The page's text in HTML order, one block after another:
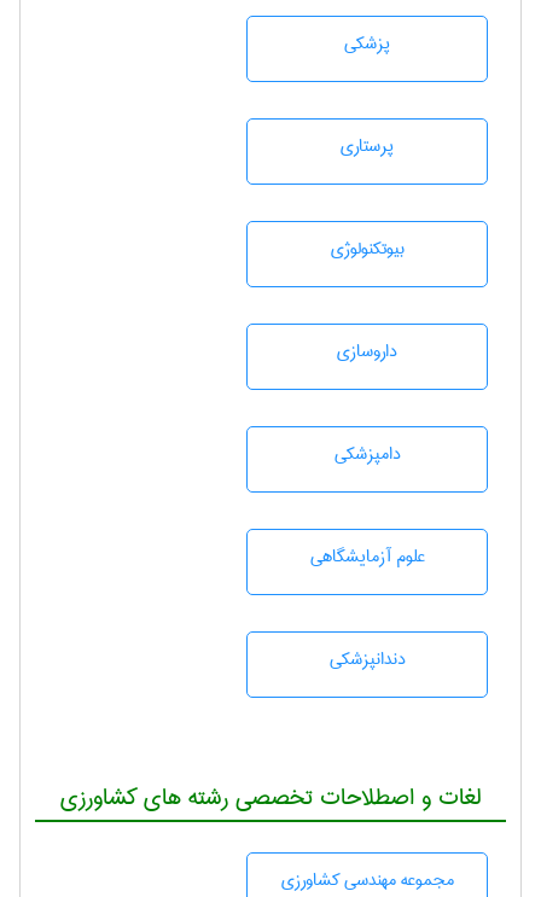
پزشكی
پرستاری
بيوتكنولوژی
داروسازی
دامپزشكی
علوم آزمايشگاهی
دندانپزشكی
لغات و اصطلاحات تخصصی رشته های کشاورزی
مجموعه مهندسی كشاورزی